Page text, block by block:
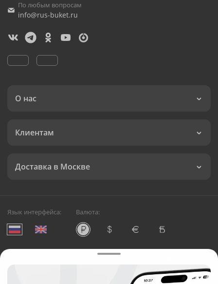
По любым вопросам
info@rus-buket.ru
О нас
Клиентам
Доставка в Москве
Язык интерфейса: Валюта:
Служба круглосуточной доставки цветов в Москве
Русский Букет, 2026